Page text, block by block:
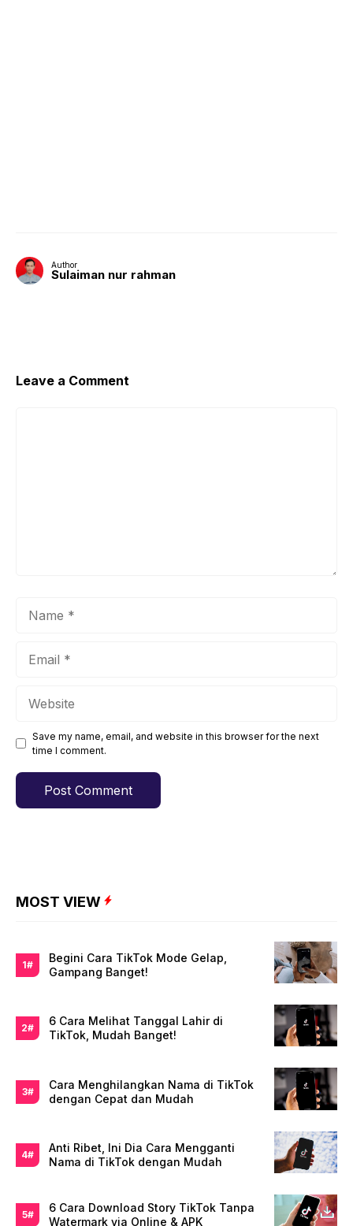
Author
Sulaiman nur rahman
Leave a Comment
Save my name, email, and website in this browser for the next
time I comment.
MOST VIEW
Begini Cara TikTok Mode Gelap,
Gampang Banget!
6 Cara Melihat Tanggal Lahir di
TikTok, Mudah Banget!
Cara Menghilangkan Nama di TikTok
dengan Cepat dan Mudah
Anti Ribet, Ini Dia Cara Mengganti
Nama di TikTok dengan Mudah
6 Cara Download Story TikTok Tanpa
Watermark via Online & APK